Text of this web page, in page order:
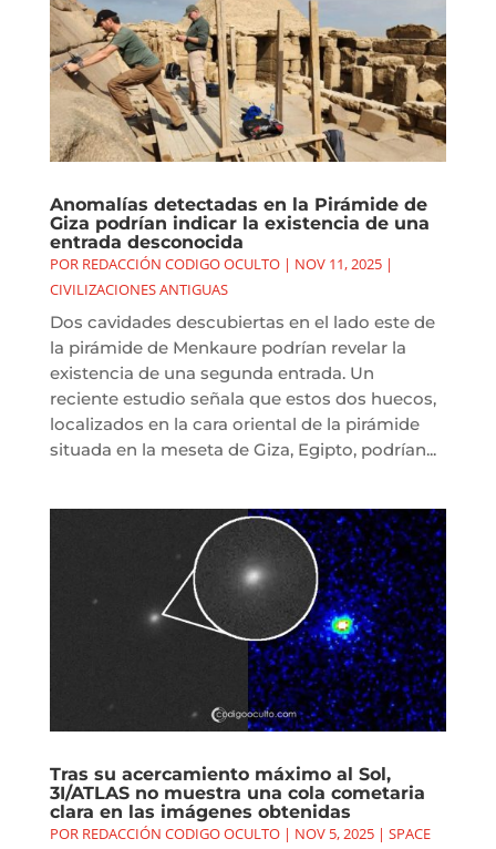
Anomalías detectadas en la Pirámide de
Giza podrían indicar la existencia de una
entrada desconocida
POR REDACCIÓN CODIGO OCULTO| NOV 11, 2025|
CIVILIZACIONES ANTIGUAS
Dos cavidades descubiertas en el lado este de
la pirámide de Menkaure podrían revelar la
existencia de una segunda entrada. Un
reciente estudio señala que estos dos huecos,
localizados en la cara oriental de la pirámide
situada en la meseta de Giza, Egipto, podrían...
Tras su acercamiento máximo al Sol,
3I/ATLAS no muestra una cola cometaria
clara en las imágenes obtenidas
POR REDACCIÓN CODIGO OCULTO| NOV 5, 2025| SPACE